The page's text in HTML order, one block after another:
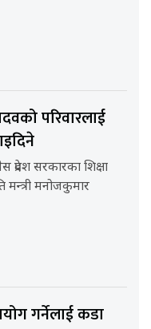
परिवारलाई
प्रदेश सरकारका शिक्षा
मन्त्री मनोजकुमार
गर्नेलाई कडा